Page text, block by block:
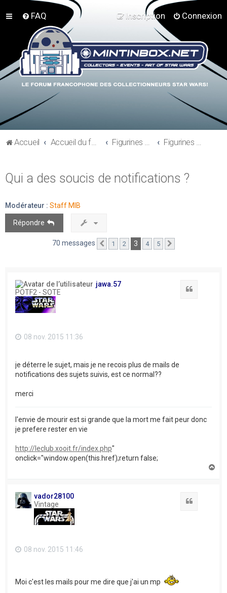
FAQ Connexion
Inscription
Accueil Accueil du forum Figurines 3"3/4, Playsets, Vaisseaux,… Figurines Vintages
Qui a des soucis de notifications ?
Modérateur : Staff MIB
Répondre
70 messages Précédent
1 2 3 4 5
jawa.57
POTF2 - SOTE
08 nov. 2015 11:36
je déterre le sujet, mais je ne recois plus de mails de
notifications des sujets suivis, est ce normal??
merci
l'envie de mourir est si grande que la mort me fait peur donc
je prefere rester en vie
http://leclub.xooit.fr/index.php"
onclick="window.open(this.href);return false;
vador28100
Vintage
08 nov. 2015 11:46
Moi c'est les mails pour me dire que j'ai un mp